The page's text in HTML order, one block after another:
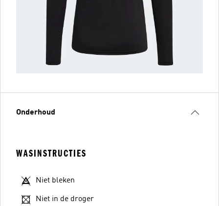
Onderhoud
WASINSTRUCTIES
Niet bleken
Niet in de droger